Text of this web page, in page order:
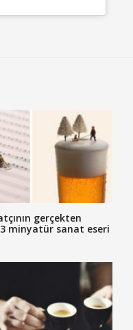
gerçekten
minyatür sanat eseri